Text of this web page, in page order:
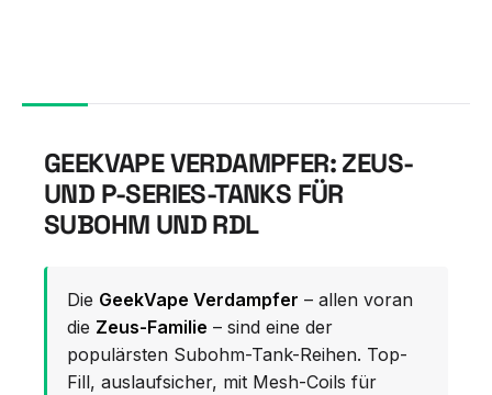
GEEKVAPE VERDAMPFER: ZEUS-
UND P-SERIES-TANKS FÜR
SUBOHM UND RDL
Die GeekVape Verdampfer – allen voran
die Zeus-Familie – sind eine der
populärsten Subohm-Tank-Reihen. Top-
Fill, auslaufsicher, mit Mesh-Coils für